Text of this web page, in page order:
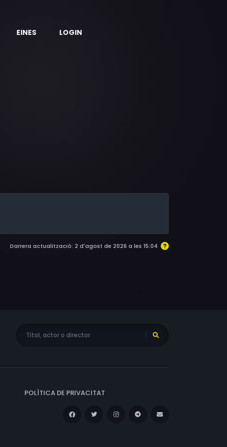
EINES LOGIN
Darrera actualització: 2 d'agost de 2026 a les 15:04
POLÍTICA DE PRIVACITAT